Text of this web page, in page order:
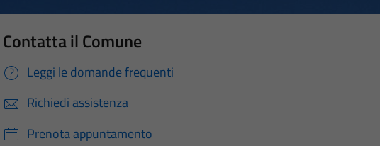
Contatta il Comune
Leggi le domande frequenti
Richiedi assistenza
Prenota appuntamento